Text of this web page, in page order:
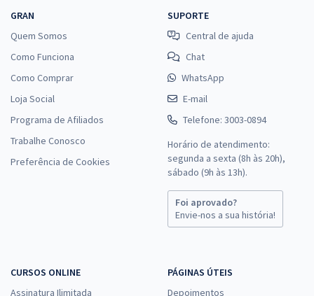
GRAN
Quem Somos
Como Funciona
Como Comprar
Loja Social
Programa de Afiliados
Trabalhe Conosco
Preferência de Cookies
SUPORTE
Central de ajuda
Chat
WhatsApp
E-mail
Telefone: 3003-0894
Horário de atendimento:
segunda a sexta (8h às 20h),
sábado (9h às 13h).
Foi aprovado?
Envie-nos a sua história!
CURSOS ONLINE
Assinatura Ilimitada
PÁGINAS ÚTEIS
Depoimentos